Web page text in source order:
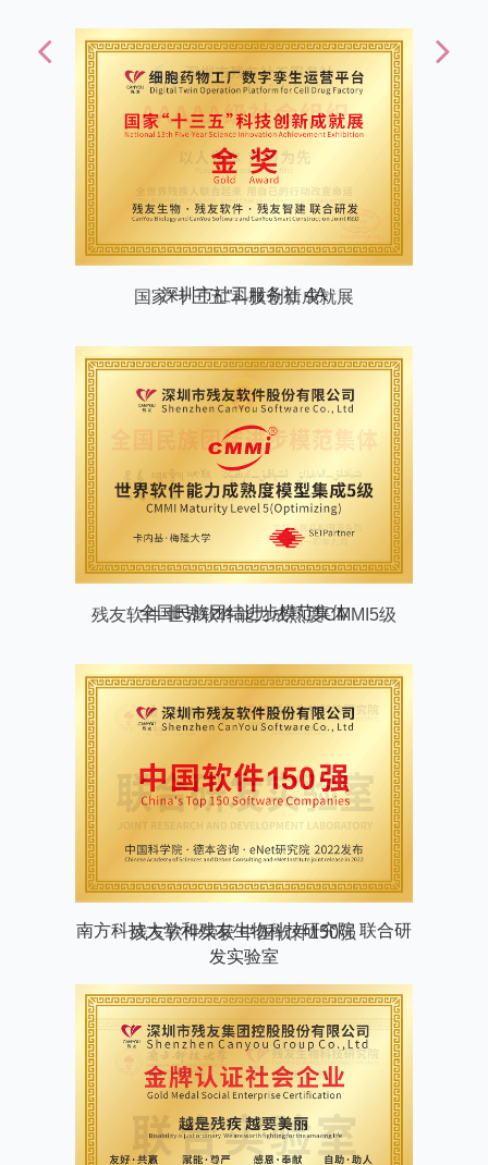
国家“十三五”科技创新成就展
残友软件-世界软件能力成熟度CMMI5级
残友软件荣获 中国软件150强
Previous